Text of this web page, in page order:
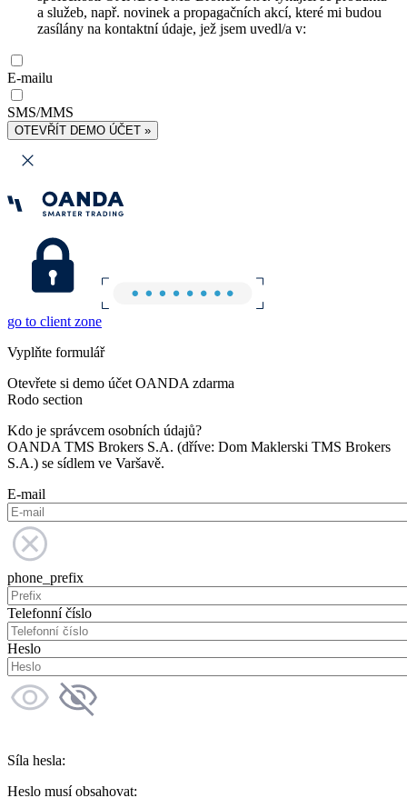
a služeb, např. novinek a propagačních akcí, které mi budou
zasílány na kontaktní údaje, jež jsem uvedl/a v:
E-mailu
SMS/MMS
OTEVŘÍT DEMO ÚČET »
go to client zone
Vyplňte formulář
Otevřete si demo účet OANDA zdarma
Rodo section
Kdo je správcem osobních údajů?
OANDA TMS Brokers S.A. (dříve: Dom Maklerski TMS Brokers
S.A.) se sídlem ve Varšavě.
E-mail
phone_prefix
Telefonní číslo
Heslo
Síla hesla:
Heslo musí obsahovat: